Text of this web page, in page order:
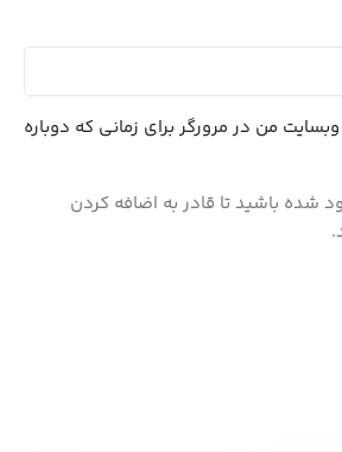
من در مرورگر برای زمانی که دوباره
شده باشید تا قادر به اضافه کردن